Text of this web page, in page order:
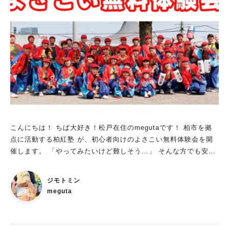
こんにちは！ ちば大好き！松戸在住のmegutaです！ 柏市を拠
点に活動する柏紅塾 が、初心者向けのよさこい無料体験会を開
催します。 「やってみたいけど難しそう…」 そんな方でも安心
ジモトミン
meguta